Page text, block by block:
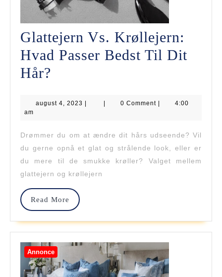
Glattejern Vs. Krøllejern:
Hvad Passer Bedst Til Dit
Hår?
Krøllejern:
Passer
Bedst
Til
Dit
Hår?
august 4, 2023 august
0 Comment
4:00
am
Drømmer du om at ændre dit hårs udseende? Vil
du gerne opnå et glat og strålende look, eller er
du mere til de smukke krøller? Valget mellem
glattejern og krøllejern
Read More
Read
Annonce